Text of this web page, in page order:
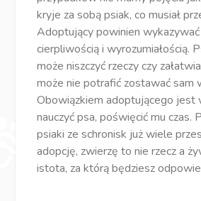
kryje za sobą psiak, co musiał
Adoptujący powinien
cierpliwością i wyrozumiałością.
może niszczyć rzeczy czy
może nie potrafić zostawać sam
Obowiązkiem adoptującego jest
nauczyć psa, poświęcić mu czas.
psiaki ze schronisk już wiele
adopcję, zwierzę to nie rzecz a
istota, za którą będziesz